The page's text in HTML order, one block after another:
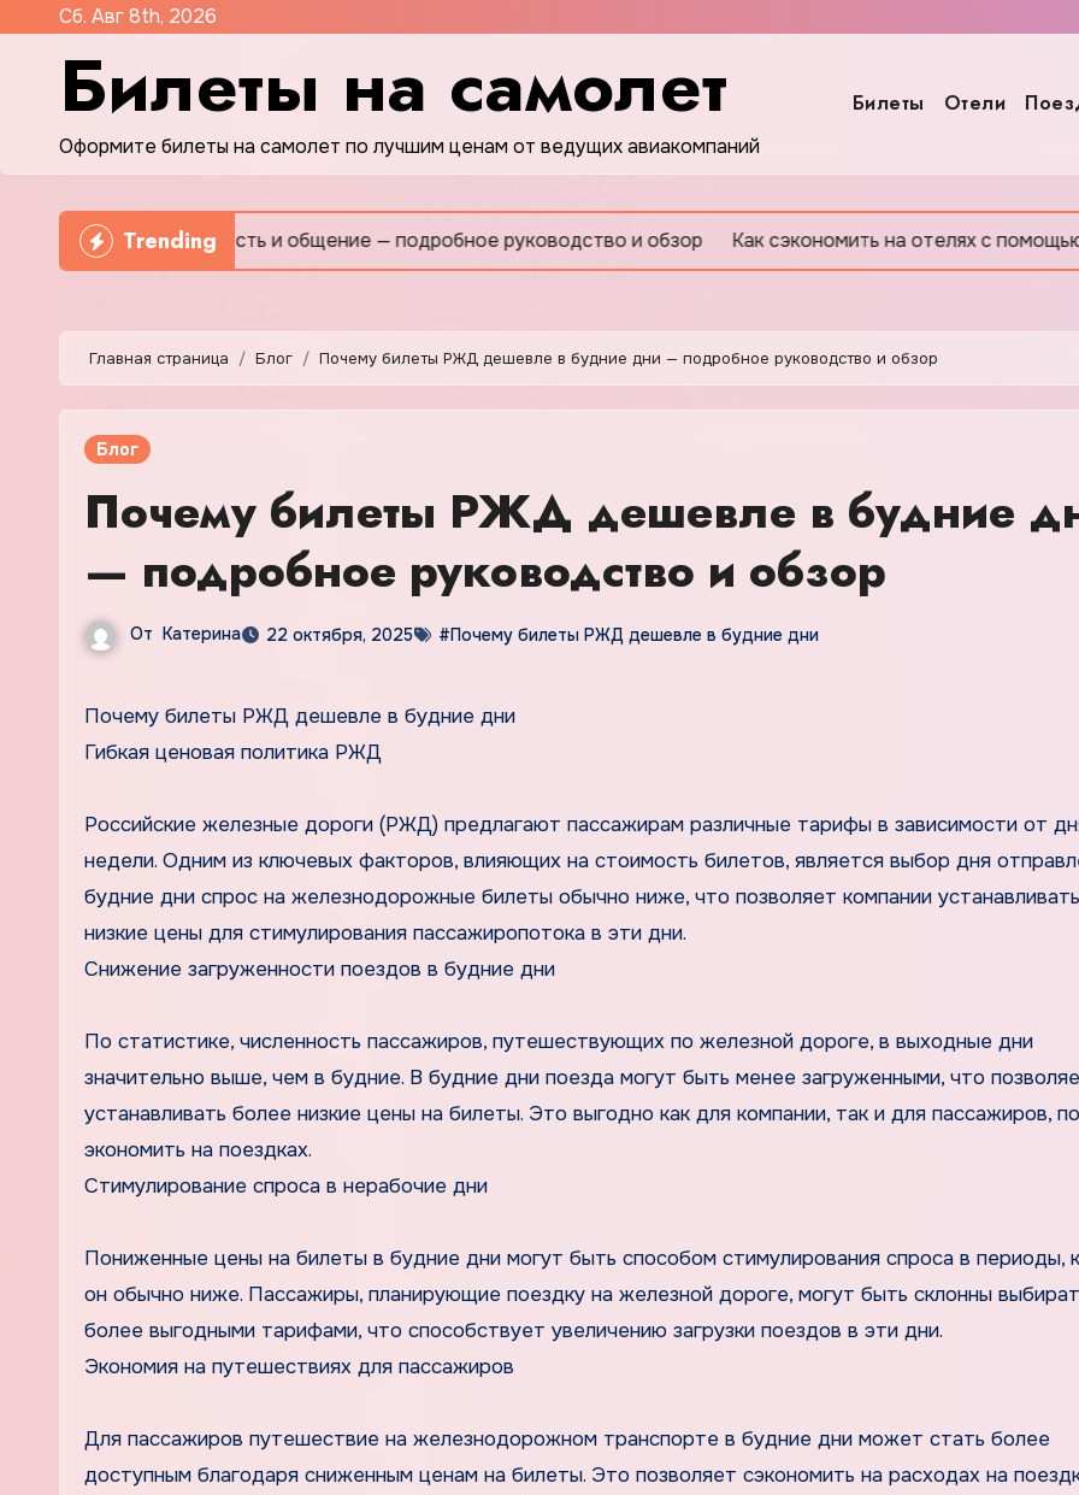
Перейти
содержимому
Сб. Авг 8th, 2026
Билеты на самолет
Оформите билеты на самолет по лучшим ценам от ведущих авиакомпаний
Билеты Отели
Trending
безопасность и общение — подробное руководство и обзор Как сэкономить на отелях с помощью
Главная страница Блог Почему билеты РЖД дешевле в будние дни — подробное руководство и обзор
Блог
Почему билеты РЖД дешевле в будние
— подробное руководство и обзор
От Катерина 22 октября, 2025 #Почему билеты РЖД дешевле в будние дни
Почему билеты РЖД дешевле в будние дни
Гибкая ценовая политика РЖД
Российские железные дороги (РЖД) предлагают пассажирам различные тарифы в зависимости от
недели. Одним из ключевых факторов, влияющих на стоимость билетов, является выбор дня
будние дни спрос на железнодорожные билеты обычно ниже, что позволяет компании
низкие цены для стимулирования пассажиропотока в эти дни.
Снижение загруженности поездов в будние дни
По статистике, численность пассажиров, путешествующих по железной дороге, в выходные дни
значительно выше, чем в будние. В будние дни поезда могут быть менее загруженными, что
устанавливать более низкие цены на билеты. Это выгодно как для компании, так и для пассажиров,
экономить на поездках.
Стимулирование спроса в нерабочие дни
Пониженные цены на билеты в будние дни могут быть способом стимулирования спроса в периоды,
он обычно ниже. Пассажиры, планирующие поездку на железной дороге, могут быть склонны
более выгодными тарифами, что способствует увеличению загрузки поездов в эти дни.
Экономия на путешествиях для пассажиров
Для пассажиров путешествие на железнодорожном транспорте в будние дни может стать более
доступным благодаря сниженным ценам на билеты. Это позволяет сэкономить на расходах на